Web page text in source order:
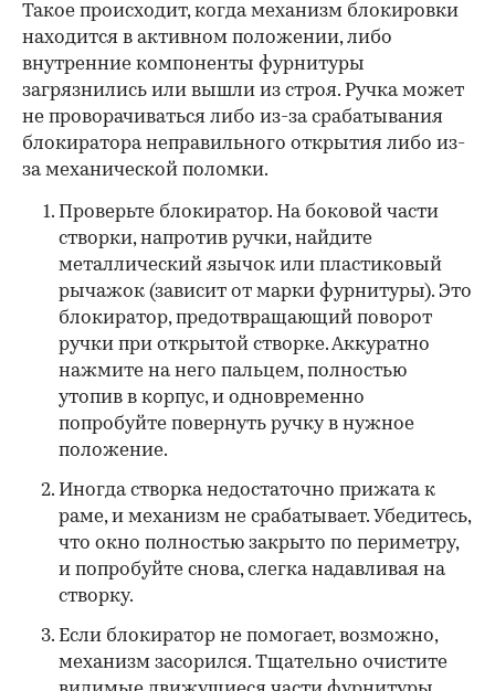
Такое происходит, когда механизм блокировки
находится в активном положении, либо
внутренние компоненты фурнитуры
загрязнились или вышли из строя. Ручка может
не проворачиваться либо из-за срабатывания
блокиратора неправильного открытия либо из-
за механической поломки.
Проверьте блокиратор. На боковой части
створки, напротив ручки, найдите
металлический язычок или пластиковый
рычажок (зависит от марки фурнитуры). Это
блокиратор, предотвращающий поворот
ручки при открытой створке. Аккуратно
нажмите на него пальцем, полностью
утопив в корпус, и одновременно
попробуйте повернуть ручку в нужное
положение.
Иногда створка недостаточно прижата к
раме, и механизм не срабатывает. Убедитесь,
что окно полностью закрыто по периметру,
и попробуйте снова, слегка надавливая на
створку.
Если блокиратор не помогает, возможно,
механизм засорился. Тщательно очистите